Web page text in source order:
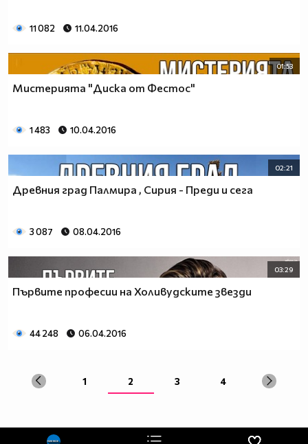
11 082 11.04.2016
01:53
Мистерията "Диска от Фестос"
1 483 10.04.2016
02:21
Древния град Палмира , Сирия - Преди и сега
3 087 08.04.2016
03:29
Първите професии на Холивудските звезди
44 248 06.04.2016
1 2 3 4